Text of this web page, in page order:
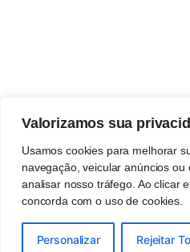
Valorizamos sua
Usamos cookies para melhorar
navegação, veicular anúncios
analisar nosso tráfego. Ao clicar
concorda com o uso de cookies.
Personalizar Rejeitar